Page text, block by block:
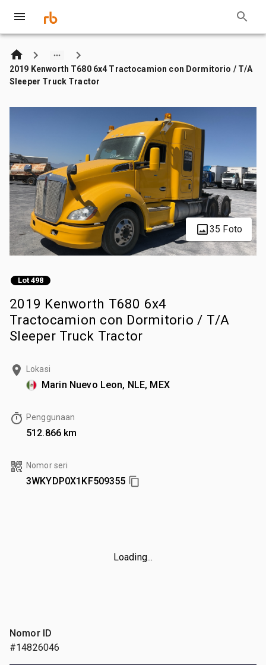
2019 Kenworth T680 6x4 Tractocamion con Dormitorio / T/A
Sleeper Truck Tractor
35 Foto
Lot 498
2019 Kenworth T680 6x4
Tractocamion con Dormitorio / T/A
Sleeper Truck Tractor
Lokasi
Marin Nuevo Leon, NLE, MEX
Penggunaan
512.866 km
Nomor seri
3WKYDP0X1KF509355
Loading...
Nomor ID
#14826046